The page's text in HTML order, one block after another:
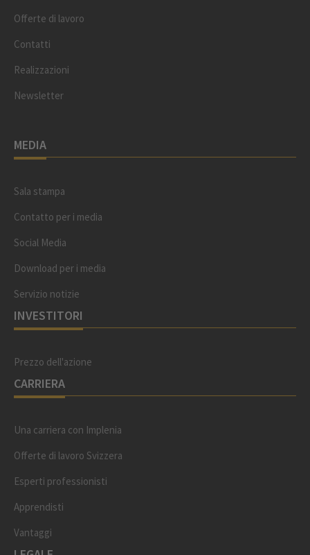
Offerte di lavoro
Contatti
Realizzazioni
Newsletter
MEDIA
Sala stampa
Contatto per i media
Social Media
Download per i media
Servizio notizie
INVESTITORI
Prezzo dell'azione
CARRIERA
Una carriera con Implenia
Offerte di lavoro Svizzera
Esperti professionisti
Apprendisti
Vantaggi